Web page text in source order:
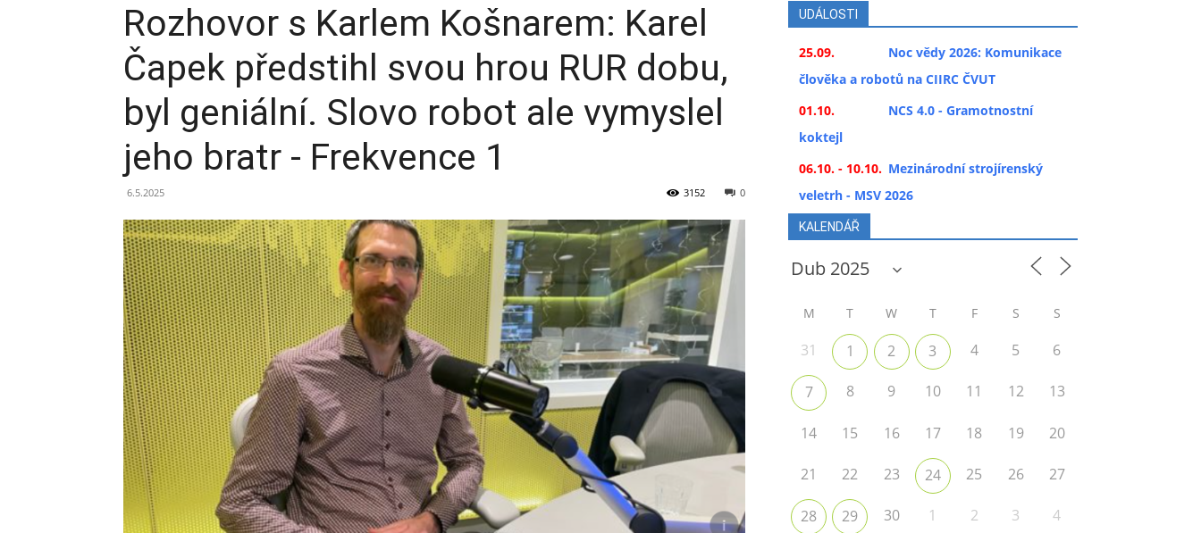
Rozhovor s Karlem Košnarem: Karel
Čapek předstihl svou hrou RUR dobu,
byl geniální. Slovo robot ale vymyslel
jeho bratr - Frekvence 1
6.5.2025 0
3152
UDÁLOSTI
25.09.
Noc vědy 2026: Komunikace
člověka a robotů na CIIRC ČVUT
01.10.
NCS 4.0 - Gramotnostní
koktejl
06.10. - 10.10. Mezinárodní strojírenský
veletrh - MSV 2026
KALENDÁŘ
M T W T F S S
31 1 2 3 4 5 6
7 8 9 10 11 12 13
14 15 16 17 18 19 20
21 22 23 24 25 26 27
28 29 30 1 2 3 4